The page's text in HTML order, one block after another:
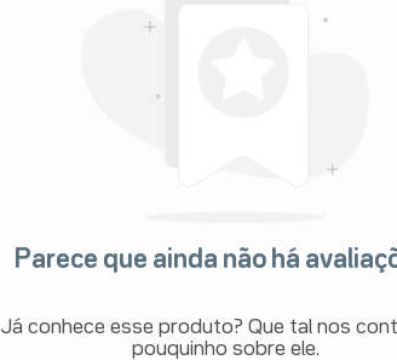
Parece que ainda não há
Já conhece esse produto? Que tal nos
pouquinho sobre ele.